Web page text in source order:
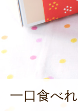
一口食べ